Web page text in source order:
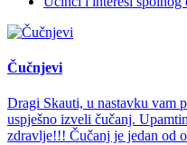
Čučnjevi
Dragi Skauti, u nastavku vam
uspješno izveli čučanj.
zdravlje!!! Čučanj je jedan od